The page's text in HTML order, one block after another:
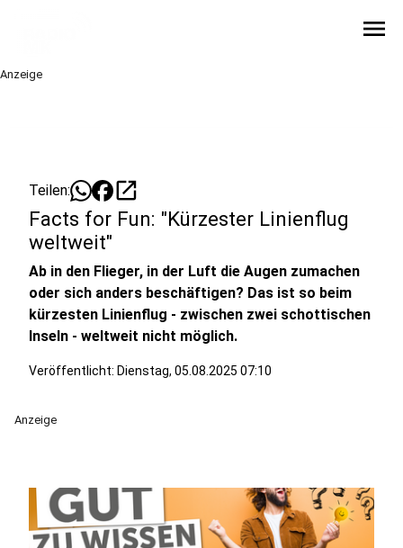
menu
Anzeige
Teilen: open_in_new
Facts for Fun: "Kürzester Linienflug
weltweit"
Ab in den Flieger, in der Luft die Augen zumachen
oder sich anders beschäftigen? Das ist so beim
kürzesten Linienflug - zwischen zwei schottischen
Inseln - weltweit nicht möglich.
Veröffentlicht: Dienstag, 05.08.2025 07:10
Anzeige